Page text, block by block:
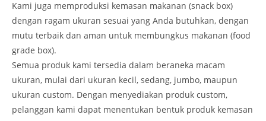
Kami juga memproduksi kemasan makanan (snack box)
dengan ragam ukuran sesuai yang Anda butuhkan, dengan
mutu terbaik dan aman untuk membungkus makanan (food
grade box).
Semua produk kami tersedia dalam beraneka macam
ukuran, mulai dari ukuran kecil, sedang, jumbo, maupun
ukuran custom. Dengan menyediakan produk custom,
pelanggan kami dapat menentukan bentuk produk kemasan